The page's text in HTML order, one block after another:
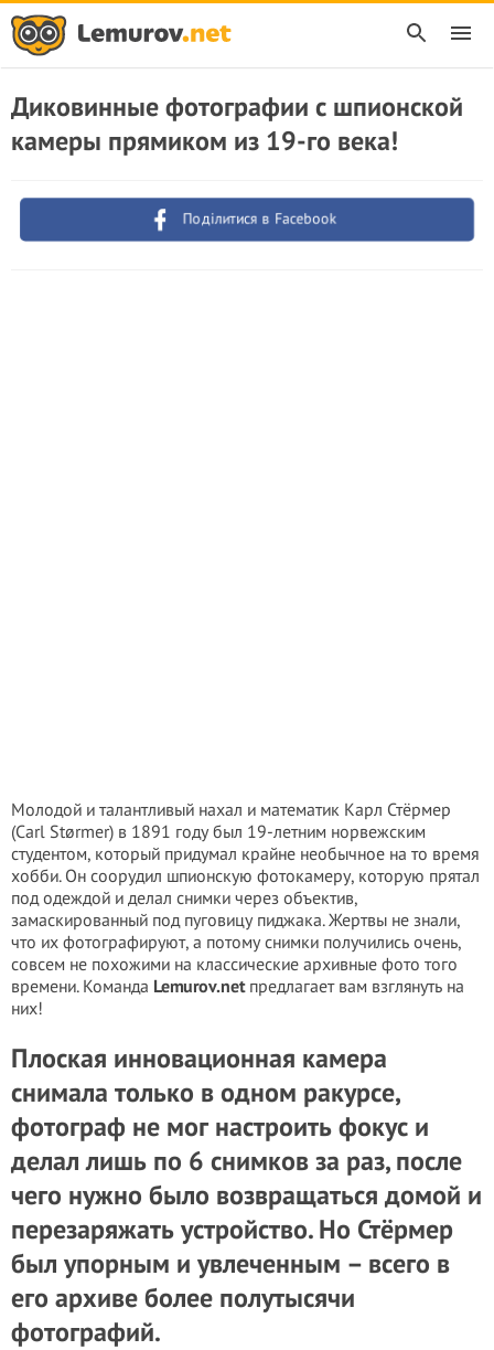
Диковинные фотографии с шпионской
камеры прямиком из 19-го века!
Поділитися в Facebook
Молодой и талантливый нахал и математик Карл Стёрмер
(Carl Størmer) в 1891 году был 19-летним норвежским
студентом, который придумал крайне необычное на то время
хобби. Он соорудил шпионскую фотокамеру, которую прятал
под одеждой и делал снимки через объектив,
замаскированный под пуговицу пиджака. Жертвы не знали,
что их фотографируют, а потому снимки получились очень,
совсем не похожими на классические архивные фото того
времени. Команда Lemurov.netпредлагает вам взглянуть на
них!
Плоская инновационная камера
снимала только в одном ракурсе,
фотограф не мог настроить фокус и
делал лишь по 6 снимков за раз, после
чего нужно было возвращаться домой и
перезаряжать устройство. Но Стёрмер
был упорным и увлеченным – всего в
его архиве более полутысячи
фотографий.